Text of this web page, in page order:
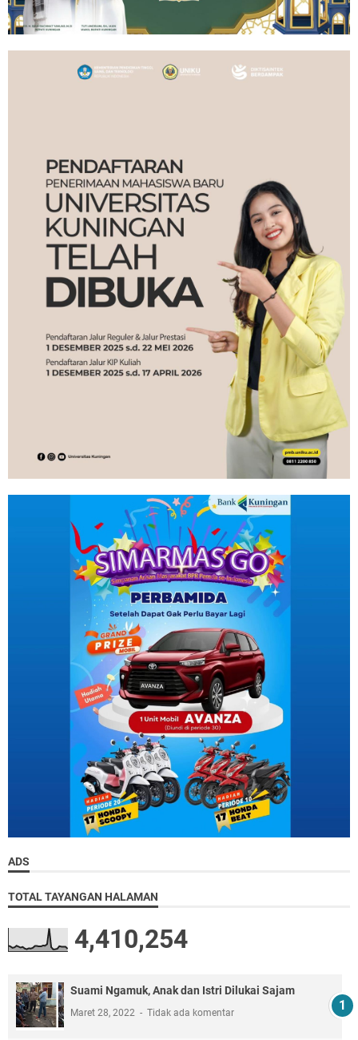
ADS
TOTAL TAYANGAN HALAMAN
4,410,254
Suami Ngamuk, Anak dan Istri Dilukai Sajam
Maret 28, 2022 Tidak ada komentar